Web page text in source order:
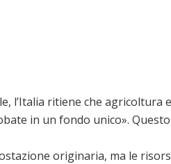
l’Italia ritiene che agricoltura
in un fondo unico».
originaria, ma le